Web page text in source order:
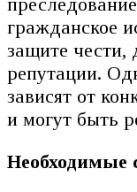
гражданское
защите чести,
репутации.
зависят от
и могут быть
Необходимые